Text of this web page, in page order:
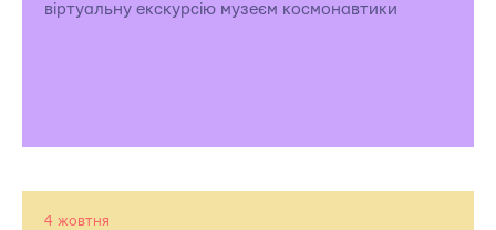
віртуальну екскурсію музеєм космонавтики
4 жовтня